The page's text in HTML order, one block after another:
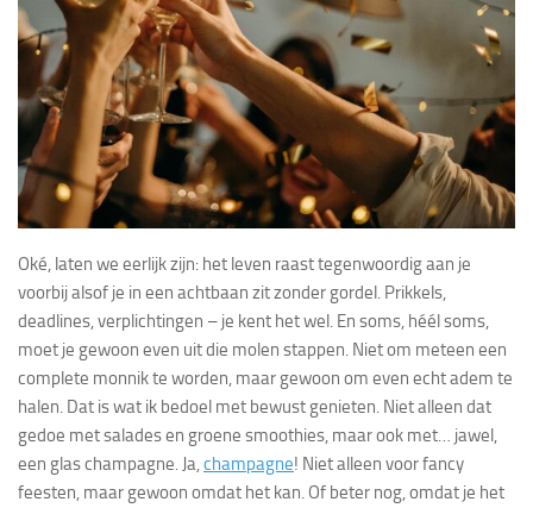
Oké, laten we eerlijk zijn: het leven raast tegenwoordig aan je
voorbij alsof je in een achtbaan zit zonder gordel. Prikkels,
deadlines, verplichtingen – je kent het wel. En soms, héél soms,
moet je gewoon even uit die molen stappen. Niet om meteen een
complete monnik te worden, maar gewoon om even echt adem te
halen. Dat is wat ik bedoel met bewust genieten. Niet alleen dat
gedoe met salades en groene smoothies, maar ook met… jawel,
een glas champagne. Ja,champagne! Niet alleen voor fancy
feesten, maar gewoon omdat het kan. Of beter nog, omdat je het